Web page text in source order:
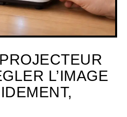
L’IMAGE